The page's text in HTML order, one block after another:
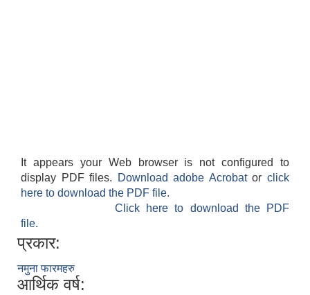
It appears your Web browser is not configured to
display PDF files.
Download adobe Acrobatorclick
here to download the PDF file.
Click here to download the PDF
file.
प्रकार:
नमुना फारमहरु
आर्थिक वर्ष: